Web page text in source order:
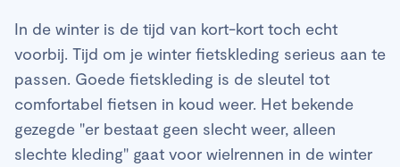
In de winter is de tijd van kort-kort toch echt
voorbij. Tijd om je winter fietskleding serieus aan te
passen. Goede fietskleding is de sleutel tot
comfortabel fietsen in koud weer. Het bekende
gezegde "er bestaat geen slecht weer, alleen
slechte kleding" gaat voor wielrennen in de winter